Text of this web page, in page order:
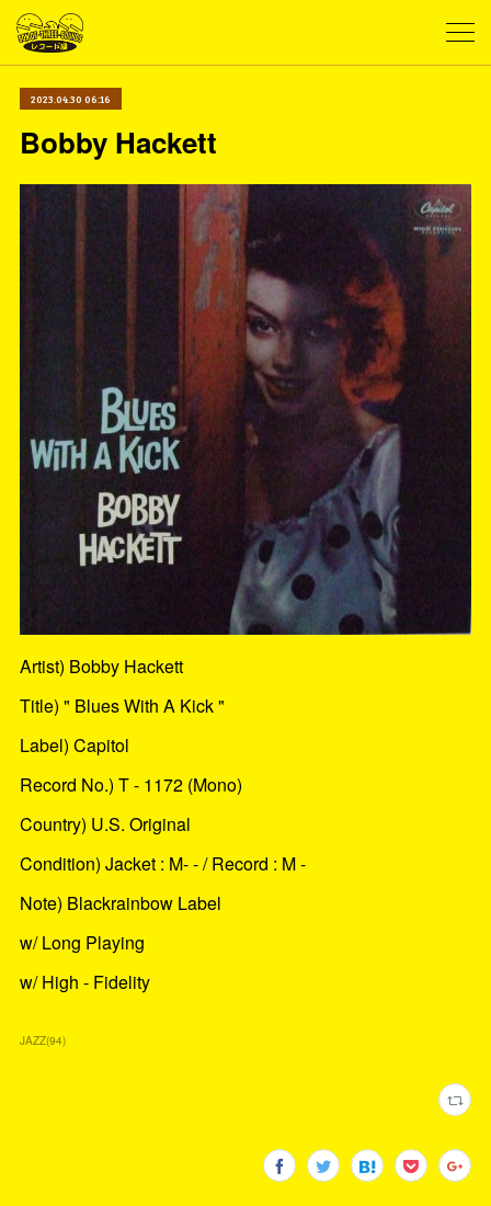
2023.04.30 06:16
Bobby Hackett
Artist) Bobby Hackett
Title) " Blues With A Kick "
Label) Capitol
Record No.) T - 1172 (Mono)
Country) U.S. Original
Condition) Jacket : M- - / Record : M -
Note) Blackrainbow Label
w/ Long Playing
w/ High - Fidelity
JAZZ(94)